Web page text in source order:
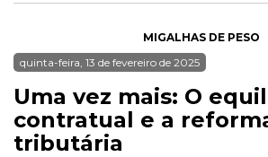
MIGALHAS DE PESO
quinta-feira, 13 de fevereiro de 2025
Uma vez mais: O
contratual e a
tributária